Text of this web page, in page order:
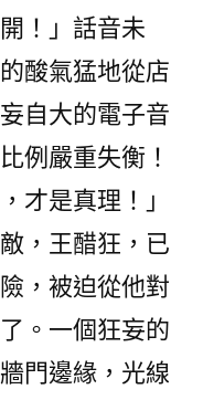
！」話音未
酸氣猛地從店
自大的電子音
例嚴重失衡！
才是真理！」
，王醋狂，已
，被迫從他對
。一個狂妄的
門邊緣，光線